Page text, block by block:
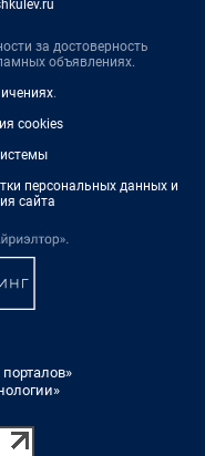
за достоверность
объявлениях.
.
cookies
персональных данных и
сайта